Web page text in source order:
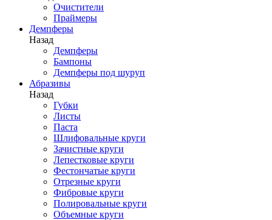
Очистители
Праймеры
Демпферы
Назад
Демпферы
Бампоны
Демпферы под шуруп
Абразивы
Назад
Губки
Листы
Паста
Шлифовальные круги
Зачистные круги
Лепестковые круги
Фестончатые круги
Отрезные круги
Фибровые круги
Полировальные круги
Объемные круги